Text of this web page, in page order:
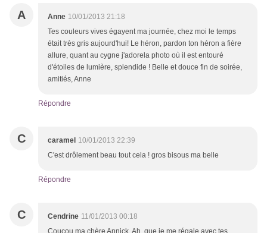
A Anne 10/01/2013 21:18
Tes couleurs vives égayent ma journée, chez moi le temps
était très gris aujourd'hui! Le héron, pardon ton héron a fière
allure, quant au cygne j'adorela photo où il est entouré
d'étoiles de lumière, splendide ! Belle et douce fin de soirée,
amitiés, Anne
Répondre
C caramel 10/01/2013 22:39
C'est drôlement beau tout cela ! gros bisous ma belle
Répondre
C Cendrine 11/01/2013 00:18
Coucou ma chère Annick, Ah, que je me régale avec tes